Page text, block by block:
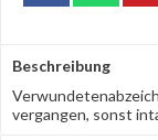
Beschreibung
vergangen, sonst